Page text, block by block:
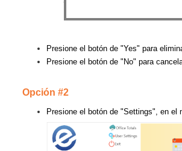
Presione el botón de "Yes" para
Presione el botón de "No" para
Opción #2
Presione el botón de "Settings", en el